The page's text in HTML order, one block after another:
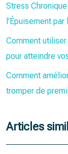
Stress
l’Épuisement
Comment
pour atteindre
Comment
tromper de
Articles